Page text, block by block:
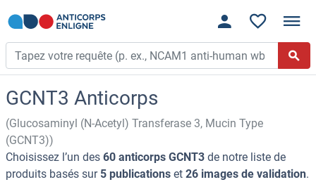
GCNT3 Anticorps
(Glucosaminyl (N-Acetyl) Transferase 3, Mucin Type
(GCNT3))
Choisissez l’un des 60 anticorps GCNT3 de notre liste de
produits basés sur 5 publications et 26 images de validation.